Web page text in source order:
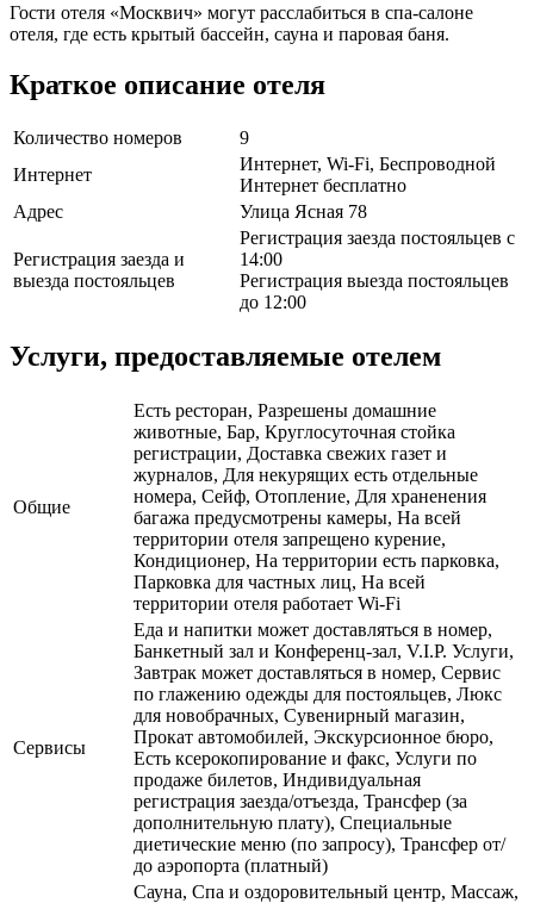
Гости отеля «Москвич» могут расслабиться в спа-салоне
отеля, где есть крытый бассейн, сауна и паровая баня.
Краткое описание отеля
Количество номеров
9
Интернет
Интернет, Wi-Fi, Беспроводной
Интернет бесплатно
Адрес
Улица Ясная 78
Регистрация заезда и
выезда постояльцев
Регистрация заезда постояльцев с
14:00
Регистрация выезда постояльцев
до 12:00
Услуги, предоставляемые отелем
Общие
Есть ресторан, Разрешены домашние
животные, Бар, Круглосуточная стойка
регистрации, Доставка свежих газет и
журналов, Для некурящих есть отдельные
номера, Сейф, Отопление, Для храненения
багажа предусмотрены камеры, На всей
территории отеля запрещено курение,
Кондиционер, На территории есть парковка,
Парковка для частных лиц, На всей
территории отеля работает Wi-Fi
Сервисы
Еда и напитки может доставляться в номер,
Банкетный зал и Конференц-зал, V.I.P. Услуги,
Завтрак может доставляться в номер, Сервис
по глажению одежды для постояльцев, Люкс
для новобрачных, Сувенирный магазин,
Прокат автомобилей, Экскурсионное бюро,
Есть ксерокопирование и факс, Услуги по
продаже билетов, Индивидуальная
регистрация заезда/отъезда, Трансфер (за
дополнительную плату), Специальные
диетические меню (по запросу), Трансфер от/
до аэропорта (платный)
Сауна, Спа и оздоровительный центр, Массаж,